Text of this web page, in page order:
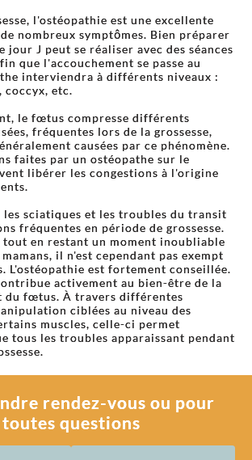
l'ostéopathie est une excellente
nombreux symptômes. Bien préparer
jour J peut se réaliser avec des séances
que l'accouchement se passe au
interviendra à différents niveaux :
coccyx, etc.
le fœtus compresse différents
fréquentes lors de la grossesse,
causées par ce phénomène.
faites par un ostéopathe sur le
libérer les congestions à l'origine
les sciatiques et les troubles du transit
fréquentes en période de grossesse.
tout en restant un moment inoubliable
il n'est cependant pas exempt
L'ostéopathie est fortement conseillée.
activement au bien-être de la
du fœtus. À travers différentes
ciblées au niveau des
muscles, celle-ci permet
tous les troubles apparaissant pendant
rendez-vous ou pour
toutes questions